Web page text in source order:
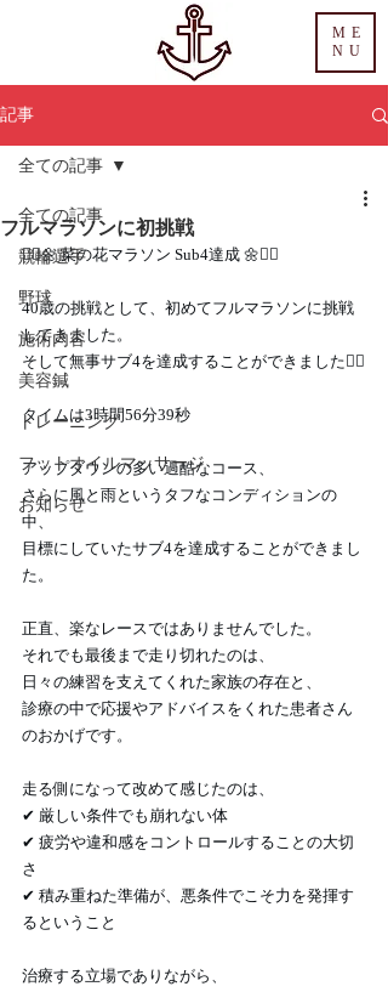
ME
NU
記事
全ての記事
競輪選手
野球
施術内容
美容鍼
トレーニング
フットオイルマッサージ
お知らせ
全ての記事
フルマラソンに初挑戦
🏃‍♂️🌼 菜の花マラソン Sub4達成 🌼🏃‍♂️
40歳の挑戦として、初めてフルマラソンに挑戦
してきました。
そして無事サブ4を達成することができました🏃‍♂️
タイムは3時間56分39秒
アップダウンの多い過酷なコース、
さらに風と雨というタフなコンディションの
中、
目標にしていたサブ4を達成することができまし
た。
正直、楽なレースではありませんでした。
それでも最後まで走り切れたのは、
日々の練習を支えてくれた家族の存在と、
診療の中で応援やアドバイスをくれた患者さん
のおかげです。
走る側になって改めて感じたのは、
✔ 厳しい条件でも崩れない体
✔ 疲労や違和感をコントロールすることの大切
さ
✔ 積み重ねた準備が、悪条件でこそ力を発揮す
るということ
治療する立場でありながら、